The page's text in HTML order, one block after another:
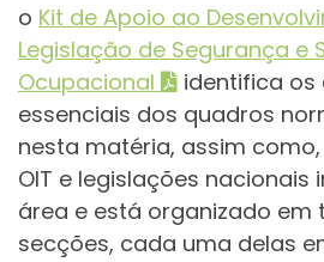
o Kit de Apoio ao
Legislação de Segurança e
Ocupacional
identifica os
essenciais dos quadros
nesta matéria, assim
OIT e legislações nacionais
área e está organizado em
secções, cada uma delas